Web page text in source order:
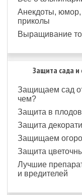
Анекдоты,
приколы
Выращивание
Защита сада и
Защищаем сад
чем?
Защита в
Защита
Защищаем
Защита
Лучшие
и вредителей